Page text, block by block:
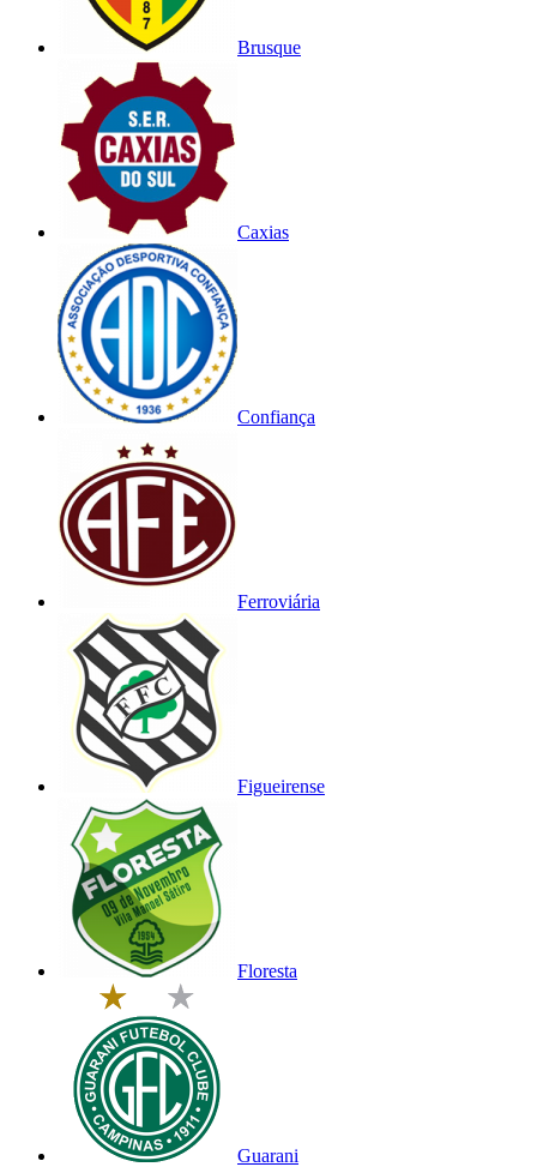
Brusque
Caxias
Confiança
Ferroviária
Figueirense
Floresta
Guarani